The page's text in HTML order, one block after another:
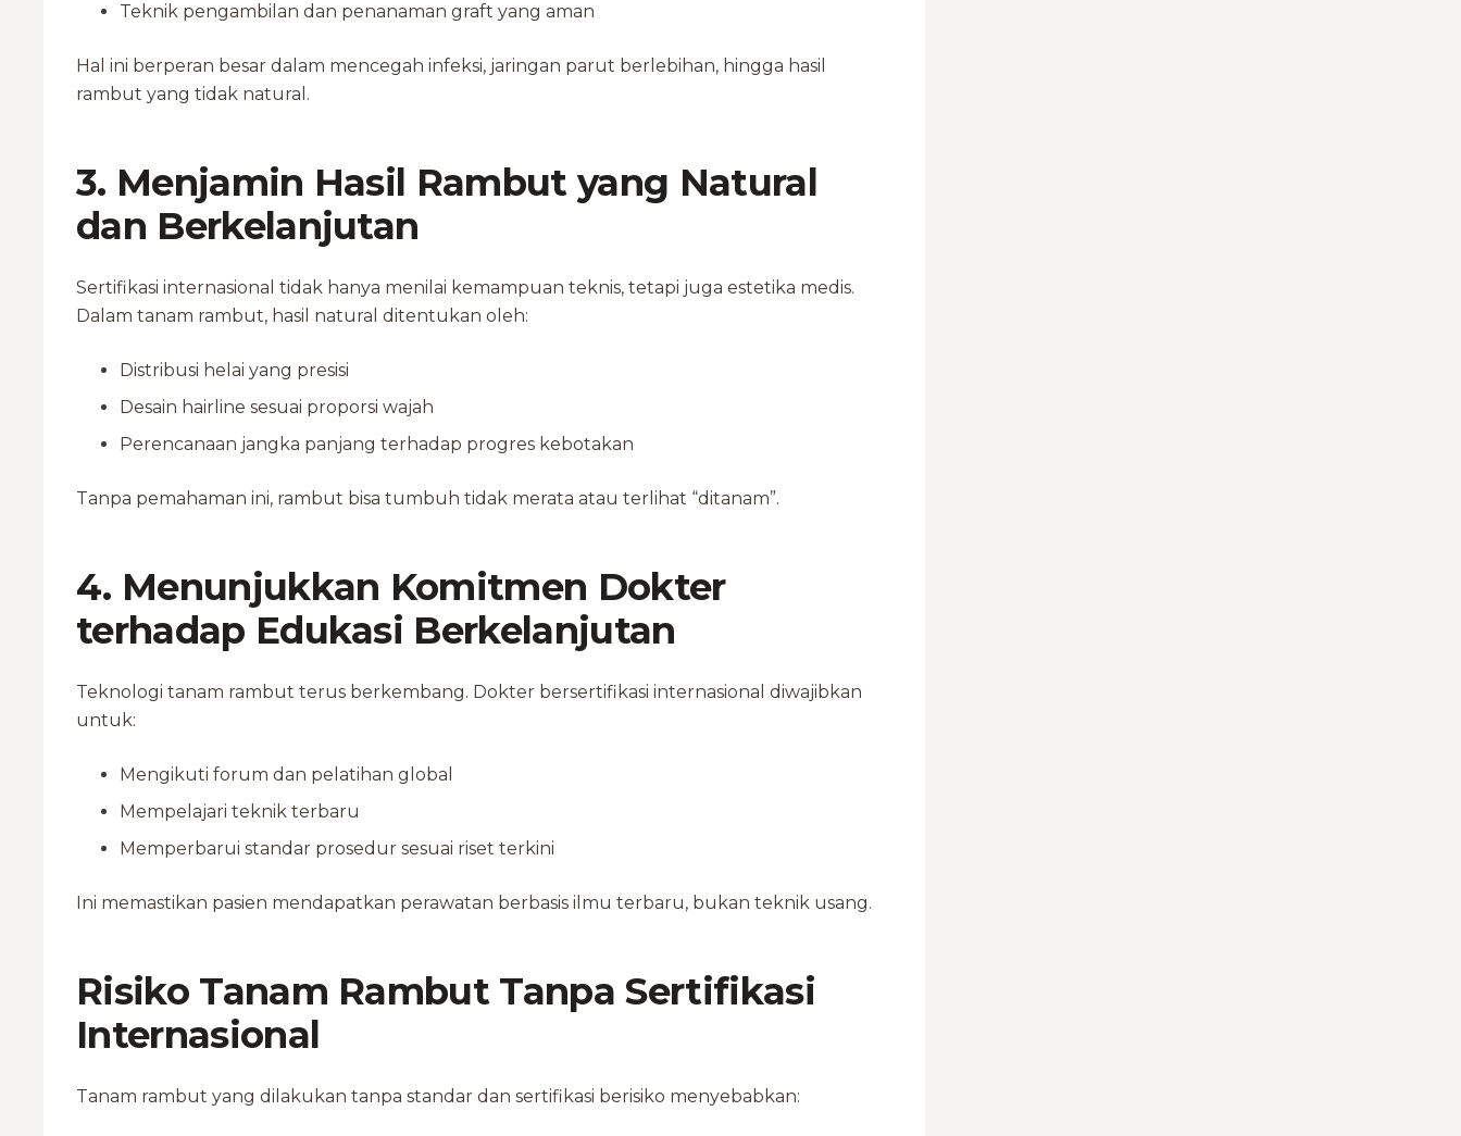
Teknik pengambilan dan penanaman graft yang aman
Hal ini berperan besar dalam mencegah infeksi, jaringan parut berlebihan, hingga hasil
rambut yang tidak natural.
3. Menjamin Hasil Rambut yang Natural
dan Berkelanjutan
Sertifikasi internasional tidak hanya menilai kemampuan teknis, tetapi juga estetika medis.
Dalam tanam rambut, hasil natural ditentukan oleh:
Distribusi helai yang presisi
Desain hairline sesuai proporsi wajah
Perencanaan jangka panjang terhadap progres kebotakan
Tanpa pemahaman ini, rambut bisa tumbuh tidak merata atau terlihat “ditanam”.
4. Menunjukkan Komitmen Dokter
terhadap Edukasi Berkelanjutan
Teknologi tanam rambut terus berkembang. Dokter bersertifikasi internasional diwajibkan
untuk:
Mengikuti forum dan pelatihan global
Mempelajari teknik terbaru
Memperbarui standar prosedur sesuai riset terkini
Ini memastikan pasien mendapatkan perawatan berbasis ilmu terbaru, bukan teknik usang.
Risiko Tanam Rambut Tanpa Sertifikasi
Internasional
Tanam rambut yang dilakukan tanpa standar dan sertifikasi berisiko menyebabkan: